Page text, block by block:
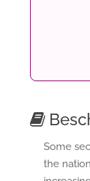
Some
the